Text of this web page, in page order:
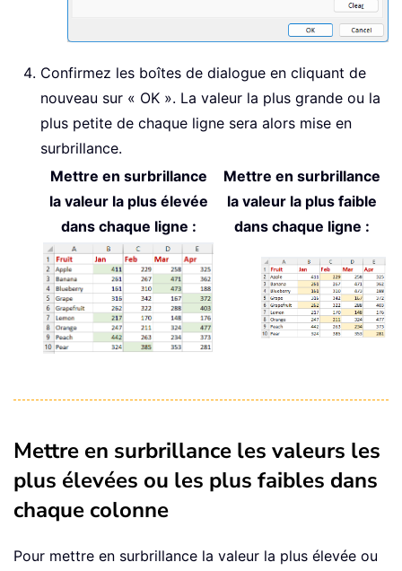
Confirmez les boîtes de dialogue en cliquant de
nouveau sur « OK ». La valeur la plus grande ou la
plus petite de chaque ligne sera alors mise en
surbrillance.
Mettre en surbrillance
la valeur la plus élevée
dans chaque ligne :
Mettre en surbrillance
la valeur la plus faible
dans chaque ligne :
Mettre en surbrillance les valeurs les
plus élevées ou les plus faibles dans
chaque colonne
Pour mettre en surbrillance la valeur la plus élevée ou